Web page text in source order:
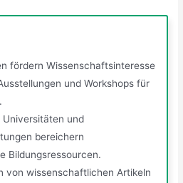
fördern Wissenschaftsinteresse
und Workshops für
Universitäten und
bereichern
Bildungsressourcen.
von wissenschaftlichen Artikeln